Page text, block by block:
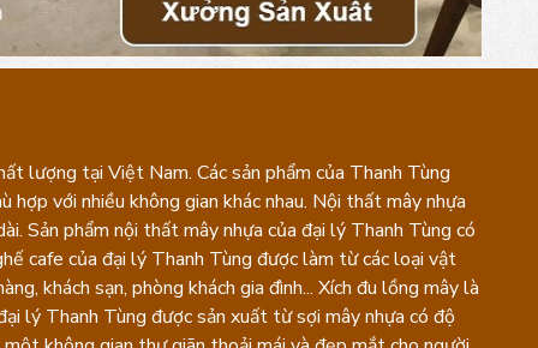
lượng tại Việt Nam. Các sản phẩm của Thanh Tùng
với nhiều không gian khác nhau. Nội thất mây nhựa
Sản phẩm nội thất mây nhựa của đại lý Thanh Tùng có
cafe của đại lý Thanh Tùng được làm từ các loại vật
khách sạn, phòng khách gia đình... Xích đu lồng mây là
lý Thanh Tùng được sản xuất từ sợi mây nhựa có độ